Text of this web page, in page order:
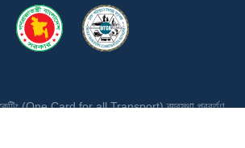
(One Card for all Transport) ব্যবস্থা প্রবর্তণ